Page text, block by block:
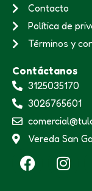
Contacto
Política de
Términos y
Contáctanos
3125035170
3026765601
Vereda San
F
a
I
n